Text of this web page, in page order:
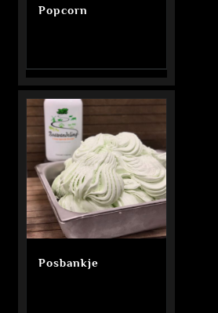
Popcorn
Posbankje